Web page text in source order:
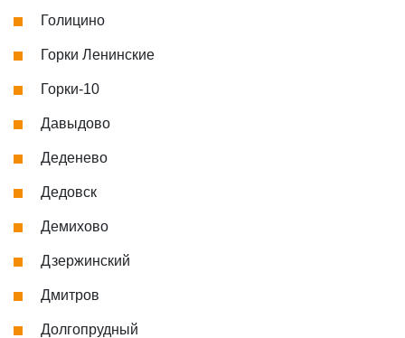
Голицино
Горки Ленинские
Горки-10
Давыдово
Деденево
Дедовск
Демихово
Дзержинский
Дмитров
Долгопрудный